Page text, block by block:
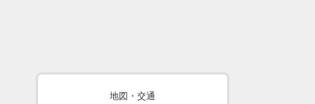
地図・交通